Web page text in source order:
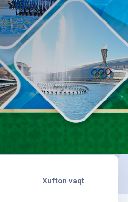
Xufton vaqti